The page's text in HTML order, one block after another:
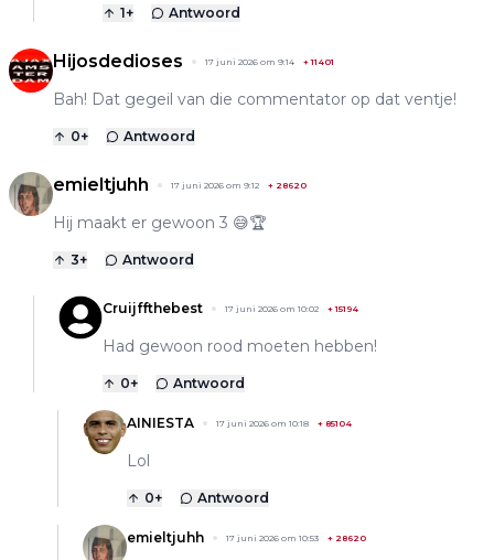
1+ Antwoord
Hijosdedioses 17 juni 2026 om 9:14 +11401
Bah! Dat gegeil van die commentator op dat ventje!
0+ Antwoord
emieltjuhh 17 juni 2026 om 9:12 + 28620
Hij maakt er gewoon 3 😅🏆
3+ Antwoord
Cruijffthebest 17 juni 2026 om 10:02 +15194
Had gewoon rood moeten hebben!
0+ Antwoord
AINIESTA 17 juni 2026 om 10:18 + 85104
Lol
0+ Antwoord
emieltjuhh 17 juni 2026 om 10:53 + 28620